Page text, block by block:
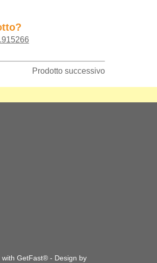
Prodotto successivo
with GetFast® - Design by